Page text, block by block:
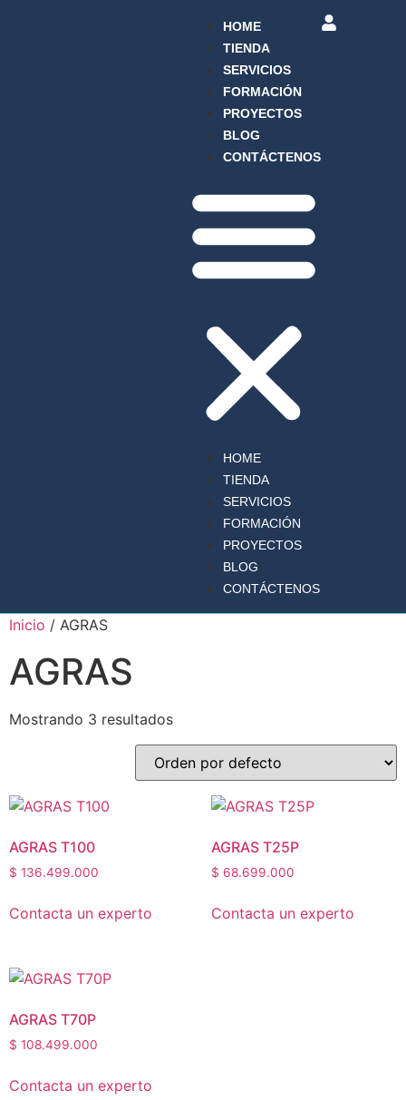
HOME
TIENDA
SERVICIOS
FORMACIÓN
PROYECTOS
BLOG
CONTÁCTENOS
HOME
TIENDA
SERVICIOS
FORMACIÓN
PROYECTOS
BLOG
CONTÁCTENOS
Inicio / AGRAS
AGRAS
Mostrando 3 resultados
AGRAS T100
$ 136.499.000
Contacta un experto
AGRAS T25P
$ 68.699.000
Contacta un experto
AGRAS T70P
$ 108.499.000
Contacta un experto